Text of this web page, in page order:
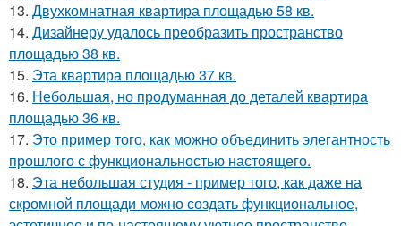
13. Двухкомнатная квартира площадью 58 кв.
14. Дизайнеру удалось преобразить пространство
площадью 38 кв.
15. Эта квартира площадью 37 кв.
16. Небольшая, но продуманная до деталей квартира
площадью 36 кв.
17. Это пример того, как можно объединить элегантность
прошлого с функциональностью настоящего.
18. Эта небольшая студия - пример того, как даже на
скромной площади можно создать функциональное,